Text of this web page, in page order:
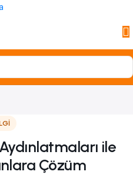
ile
Çözüm